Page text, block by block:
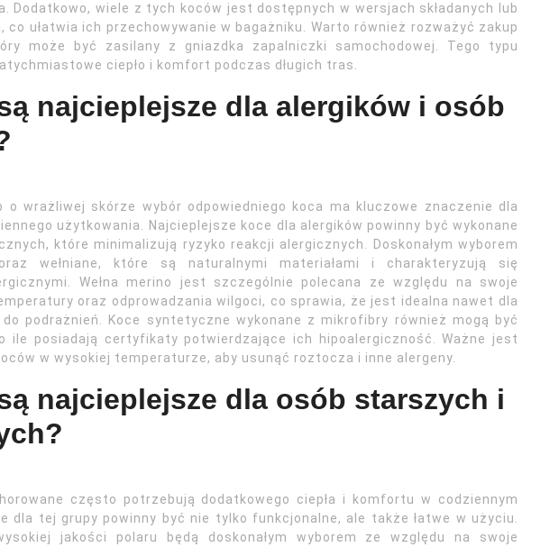
Dodatkowo, wiele z tych koców jest dostępnych w wersjach składanych lub
co ułatwia ich przechowywanie w bagażniku. Warto również rozważyć zakup
może być zasilany z gniazdka zapalniczki samochodowej. Tego typu
ciepło i komfort podczas długich tras.
najcieplejsze dla alergików i osób
o wrażliwej skórze wybór odpowiedniego koca ma kluczowe znaczenie dla
użytkowania. Najcieplejsze koce dla alergików powinny być wykonane
które minimalizują ryzyko reakcji alergicznych. Doskonałym wyborem
wełniane, które są naturalnymi materiałami i charakteryzują się
Wełna merino jest szczególnie polecana ze względu na swoje
oraz odprowadzania wilgoci, co sprawia, że jest idealna nawet dla
do podrażnień. Koce syntetyczne wykonane z mikrofibry również mogą być
ile posiadają certyfikaty potwierdzające ich hipoalergiczność. Ważne jest
w wysokiej temperaturze, aby usunąć roztocza i inne alergeny.
najcieplejsze dla osób starszych i
często potrzebują dodatkowego ciepła i komfortu w codziennym
dla tej grupy powinny być nie tylko funkcjonalne, ale także łatwe w użyciu.
jakości polaru będą doskonałym wyborem ze względu na swoje